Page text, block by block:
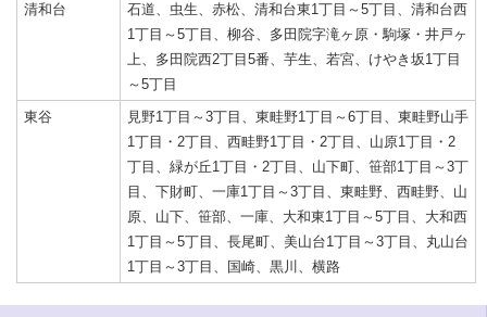
清和台
石道、虫生、赤松、清和台東1丁目～5丁目、清和台西
1丁目～5丁目、柳谷、多田院字滝ヶ原・駒塚・井戸ヶ
上、多田院西2丁目5番、芋生、若宮、けやき坂1丁目
～5丁目
東谷
見野1丁目～3丁目、東畦野1丁目～6丁目、東畦野山手
1丁目・2丁目、西畦野1丁目・2丁目、山原1丁目・2
丁目、緑が丘1丁目・2丁目、山下町、笹部1丁目～3丁
目、下財町、一庫1丁目～3丁目、東畦野、西畦野、山
原、山下、笹部、一庫、大和東1丁目～5丁目、大和西
1丁目～5丁目、長尾町、美山台1丁目～3丁目、丸山台
1丁目～3丁目、国崎、黒川、横路